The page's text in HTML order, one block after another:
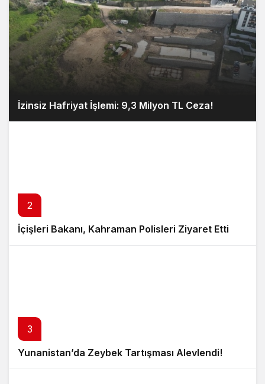
İzinsiz Hafriyat İşlemi: 9,3 Milyon TL Ceza!
2
İçişleri Bakanı, Kahraman Polisleri Ziyaret Etti
3
Yunanistan’da Zeybek Tartışması Alevlendi!